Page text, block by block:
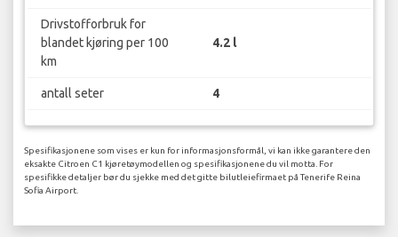
Drivstofforbruk for
blandet kjøring per 100
km
4.2 l
antall seter 4
Spesifikasjonene som vises er kun for informasjonsformål, vi kan ikke garantere den
eksakte Citroen C1 kjøretøymodellen og spesifikasjonene du vil motta. For
spesifikke detaljer bør du sjekke med det gitte bilutleiefirmaet på Tenerife Reina
Sofia Airport.